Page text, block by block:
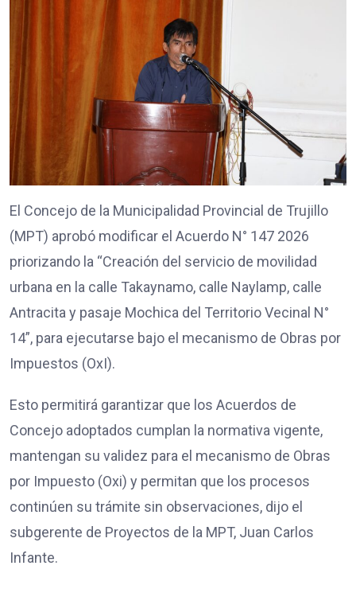
El Concejo de la Municipalidad Provincial de Trujillo
(MPT) aprobó modificar el Acuerdo N° 147 2026
priorizando la “Creación del servicio de movilidad
urbana en la calle Takaynamo, calle Naylamp, calle
Antracita y pasaje Mochica del Territorio Vecinal N°
14”, para ejecutarse bajo el mecanismo de Obras por
Impuestos (OxI).
Esto permitirá garantizar que los Acuerdos de
Concejo adoptados cumplan la normativa vigente,
mantengan su validez para el mecanismo de Obras
por Impuesto (Oxi) y permitan que los procesos
continúen su trámite sin observaciones, dijo el
subgerente de Proyectos de la MPT, Juan Carlos
Infante.